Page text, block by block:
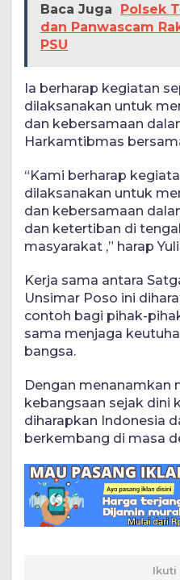
Baca Juga
Polsek
dan Panwascam
PSU
Ia berharap kegiatan
dilaksanakan untuk
dan kebersamaan
Harkamtibmas
“Kami berharap
dilaksanakan untuk
dan kebersamaan
dan ketertiban di
masyarakat ,” harap
Kerja sama antara
Unsimar Poso ini
contoh bagi pihak-
sama menjaga
bangsa.
Dengan menanamkan
kebangsaan sejak dini
diharapkan Indonesia
berkembang di masa
Ikuti